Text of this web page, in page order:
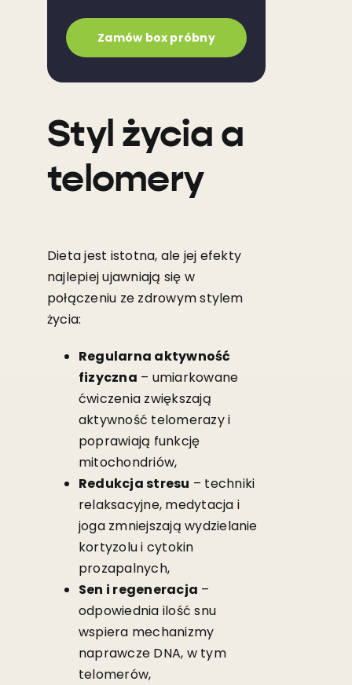
Zamów box próbny
Styl życia a
telomery
Dieta jest istotna, ale jej efekty
najlepiej ujawniają się w
połączeniu ze zdrowym stylem
życia:
Regularna aktywność
fizyczna – umiarkowane
ćwiczenia zwiększają
aktywność telomerazy i
poprawiają funkcję
mitochondriów,
Redukcja stresu – techniki
relaksacyjne, medytacja i
joga zmniejszają wydzielanie
kortyzolu i cytokin
prozapalnych,
Sen i regeneracja –
odpowiednia ilość snu
wspiera mechanizmy
naprawcze DNA, w tym
telomerów,